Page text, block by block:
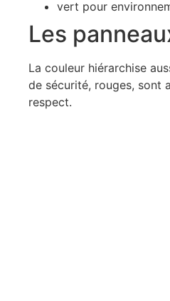
vert pour
Les
La couleur hiérarchise
de sécurité, rouges, sont
respect.